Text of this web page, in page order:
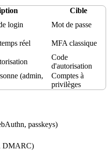
Cible
login
Mot de passe
réel
MFA classique
Code
d'autorisation
(admin,
Comptes à
privilèges
passkeys)
DMARC)